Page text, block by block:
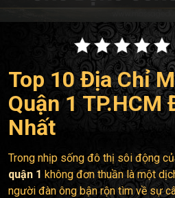
Top 10 Địa Chỉ
Quận 1 TP.HCM
Nhất
Trong nhịp sống đô thị sôi động
quận 1 không đơn thuần là một
người đàn ông bận rộn tìm về sự